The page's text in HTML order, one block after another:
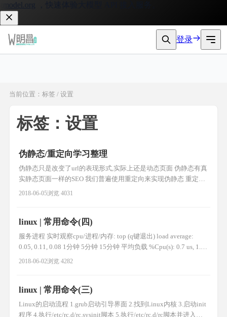
，快速体验大模型 API 接入服务。
登录
当前位置：标签 / 设置
标签：设置
伪静态/重定向学习整理
伪静态只是改变了url的表现形式,实际上还是动态页面 伪静态有真
实静态页面一样的SEO 我们普遍使用重定向来实现伪静态 重定向
http协议中的3XX(主要有302/303) 例: 1.修改apache配置文件
2018-06-05浏览 4031
linux | 常用命令(四)
服务进程 实时观察cpu/进程/内存: top (q键退出) load average:
0.05, 0.11, 0.08 1分钟 5分钟 15分钟 平均负载 %Cpu(s): 0.7 us, 1.4
sy, 0.0 ni, 97.8 id, 0.0 wa, 0.0 hi, 0.0 si, 0.0 st 空闲率97.8 id 越大越
2018-06-02浏览 4282
linux | 常用命令(三)
Linux的启动流程 1.grub启动引导界面 2.找到Linux内核 3.启动init
程序 4.执行/etc/rc.d/rc.sysinit脚本 5.执行/etc/rc.d/rc脚本并进入第